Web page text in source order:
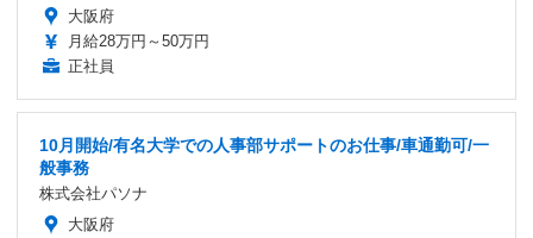
大阪府
月給28万円～50万円
正社員
10月開始/有名大学での人事部サポートのお仕事/車通勤可/一
般事務
株式会社パソナ
大阪府